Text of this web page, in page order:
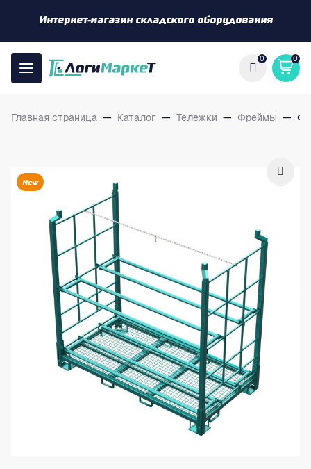
Интернет-магазин складского оборудования
0 0
Главная страница — Каталог — Тележки — Фреймы —
New